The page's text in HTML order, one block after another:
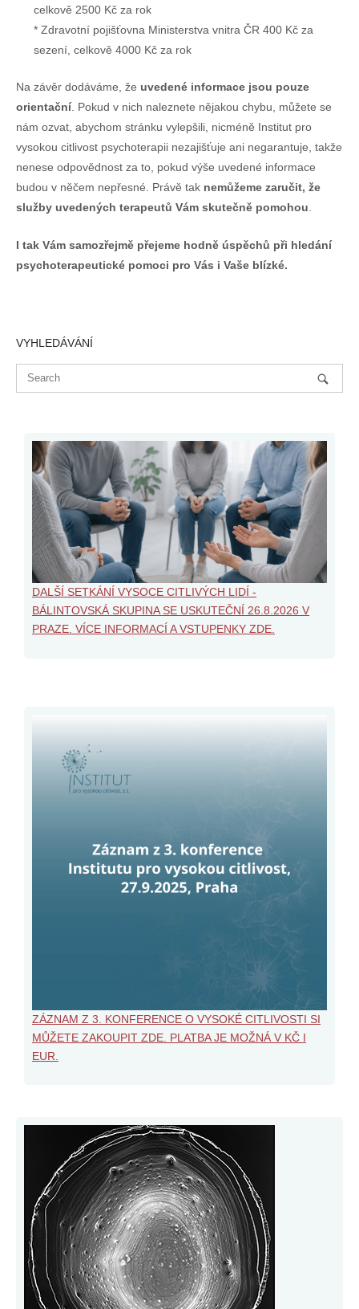
celkově 2500 Kč za rok
Zdravotní pojišťovna Ministerstva vnitra ČR 400 Kč za
sezení, celkově 4000 Kč za rok
Na závěr dodáváme, že uvedené informace jsou pouze
orientační. Pokud v nich naleznete nějakou chybu, můžete se
nám ozvat, abychom stránku vylepšili, nicméně Institut pro
vysokou citlivost psychoterapii nezajišťuje ani negarantuje, takže
nenese odpovědnost za to, pokud výše uvedené informace
budou v něčem nepřesné. Právě tak nemůžeme zaručit, že
služby uvedených terapeutů Vám skutečně pomohou
I tak Vám samozřejmě přejeme hodně úspěchů při hledání
psychoterapeutické pomoci pro Vás i Vaše blízké.
VYHLEDÁVÁNÍ
DALŠÍ SETKÁNÍ VYSOCE CITLIVÝCH LIDÍ -
BÁLINTOVSKÁ SKUPINA SE USKUTEČNÍ 26.8.2026 V
PRAZE. VÍCE INFORMACÍ A VSTUPENKY ZDE.
ZÁZNAM Z 3. KONFERENCE O VYSOKÉ CITLIVOSTI SI
MŮŽETE ZAKOUPIT ZDE. PLATBA JE MOŽNÁ V KČ I
EUR.